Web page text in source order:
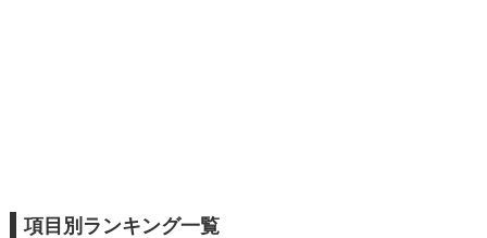
項目別ランキング一覧